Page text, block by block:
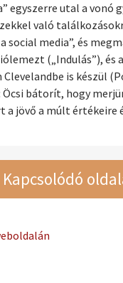
egyszerre utal a
való
social media”, és
(„Indulás”),
Clevelandbe is készül
bátorít, hogy
a jövő a múlt
Kapcsolódó